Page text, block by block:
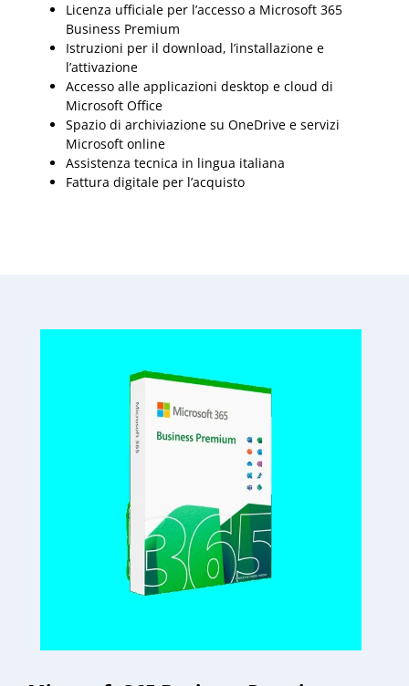
Licenza ufficiale per l’accesso a Microsoft 365
Business Premium
Istruzioni per il download, l’installazione e
l’attivazione
Accesso alle applicazioni desktop e cloud di
Microsoft Office
Spazio di archiviazione su OneDrive e servizi
Microsoft online
Assistenza tecnica in lingua italiana
Fattura digitale per l’acquisto